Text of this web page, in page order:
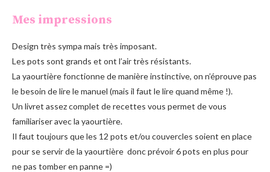
Mes impressions
Design très sympa mais très imposant.
Les pots sont grands et ont l’air très résistants.
La yaourtière fonctionne de manière instinctive, on n’éprouve pas
le besoin de lire le manuel (mais il faut le lire quand même !).
Un livret assez complet de recettes vous permet de vous
familiariser avec la yaourtière.
Il faut toujours que les 12 pots et/ou couvercles soient en place
pour se servir de la yaourtière donc prévoir 6 pots en plus pour
ne pas tomber en panne =)